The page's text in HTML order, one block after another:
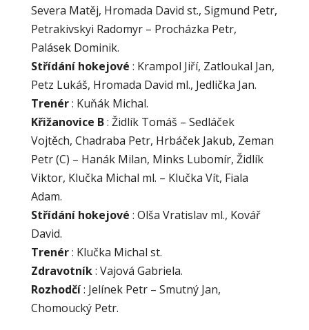
Severa Matěj, Hromada David st., Sigmund Petr,
Petrakivskyi Radomyr – Procházka Petr,
Palásek Dominik.
Střídání hokejové : Krampol Jiří, Zatloukal Jan,
Petz Lukáš, Hromada David ml., Jedlička Jan.
Trenér: Kuňák Michal.
Křižanovice B: Židlík Tomáš – Sedláček
Vojtěch, Chadraba Petr, Hrbáček Jakub, Zeman
Petr (C) – Hanák Milan, Minks Lubomír, Židlík
Viktor, Klučka Michal ml. – Klučka Vít, Fiala
Adam.
Střídání hokejové : Olša Vratislav ml., Kovář
David.
Trenér: Klučka Michal st.
Zdravotník: Vajová Gabriela.
Rozhodčí: Jelínek Petr – Smutný Jan,
Chomoucký Petr.